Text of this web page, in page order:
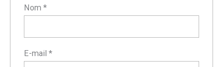
Nom*
E-mail*